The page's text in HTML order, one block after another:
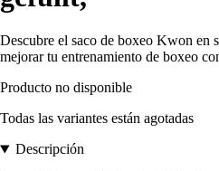
Descubre el saco de boxeo Kwon en
mejorar tu entrenamiento de boxeo
Producto no disponible
Todas las variantes están agotadas
Descripción